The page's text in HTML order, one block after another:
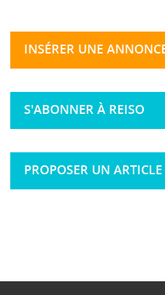
INSÉRER UNE
S'ABONNER À REISO
PROPOSER UN ARTICLE